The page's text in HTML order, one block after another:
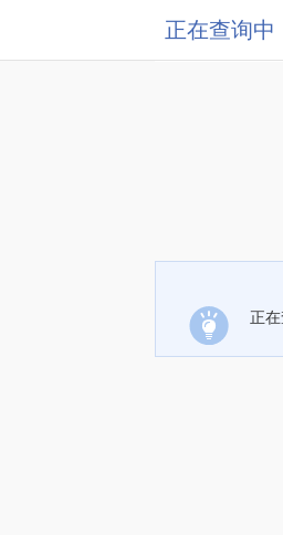
正在查询中
正